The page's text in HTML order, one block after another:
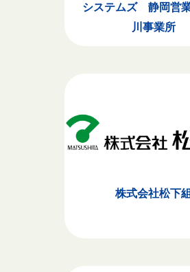
システムズ 静岡営
川事業所
株式会社松下組